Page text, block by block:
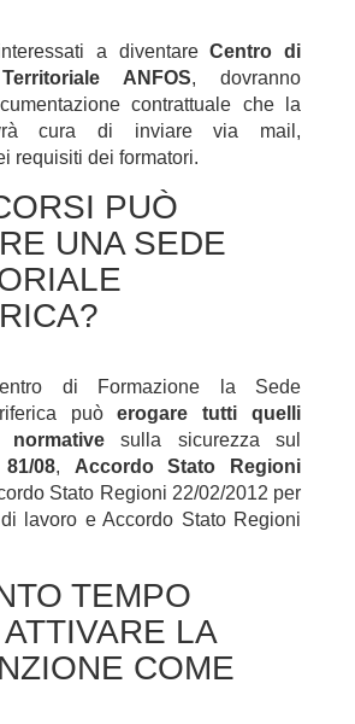
a diventareCentro di
ANFOS, dovranno
contrattuale che la
cura di inviare via mail,
requisiti dei formatori.
PUÒ
UNA SEDE
di Formazione la Sede
puòerogare tutti quelli
sulla sicurezza sul
08, Accordo Stato Regioni
Stato Regioni 22/02/2012 per
lavoro e Accordo Stato Regioni
TEMPO
LA
COME